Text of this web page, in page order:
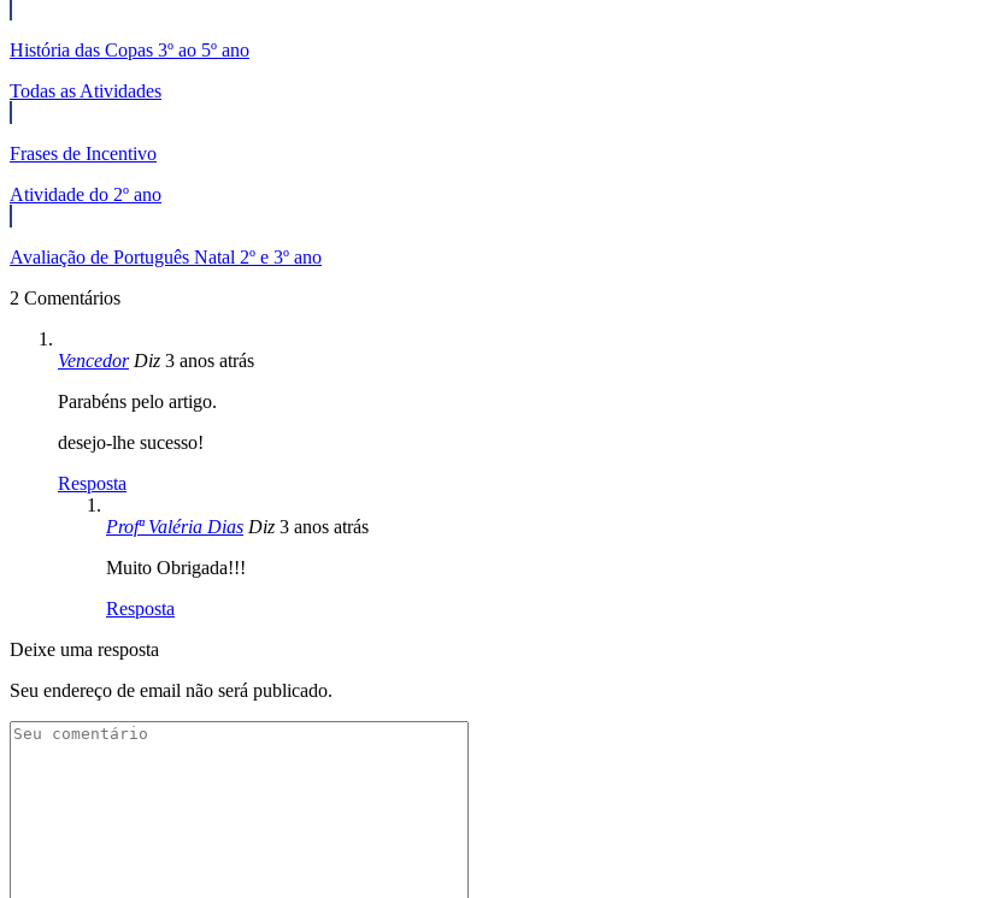
História das Copas 3º ao 5º ano
Todas as Atividades
Frases de Incentivo
Atividade do 2º ano
Avaliação de Português Natal 2º e 3º ano
2 Comentários
Vencedor Diz 3 anos atrás
Parabéns pelo artigo.
desejo-lhe sucesso!
Resposta
Profª Valéria Dias Diz 3 anos atrás
Muito Obrigada!!!
Resposta
Deixe uma resposta
Seu endereço de email não será publicado.